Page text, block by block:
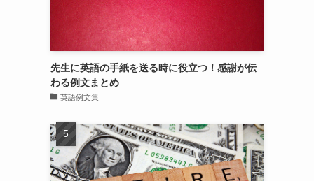
先生に英語の手紙を送る時に役立つ！感謝が伝
わる例文まとめ
英語例文集